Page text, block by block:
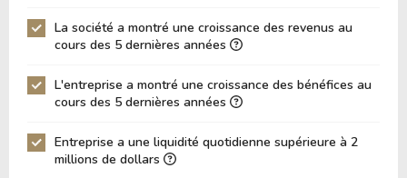
Dette Nette / EBITDA
Dette Nette / EBIT
Dette Brute / Capitaux Propres
Capitaux Propres / Actifs
0.22
Passifs / Actifs
La société a montré une croissance des revenus au
cours des 5 dernières années
L'entreprise a montré une croissance des bénéfices au
cours des 5 dernières années
Entreprise a une liquidité quotidienne supérieure à 2
millions de dollars